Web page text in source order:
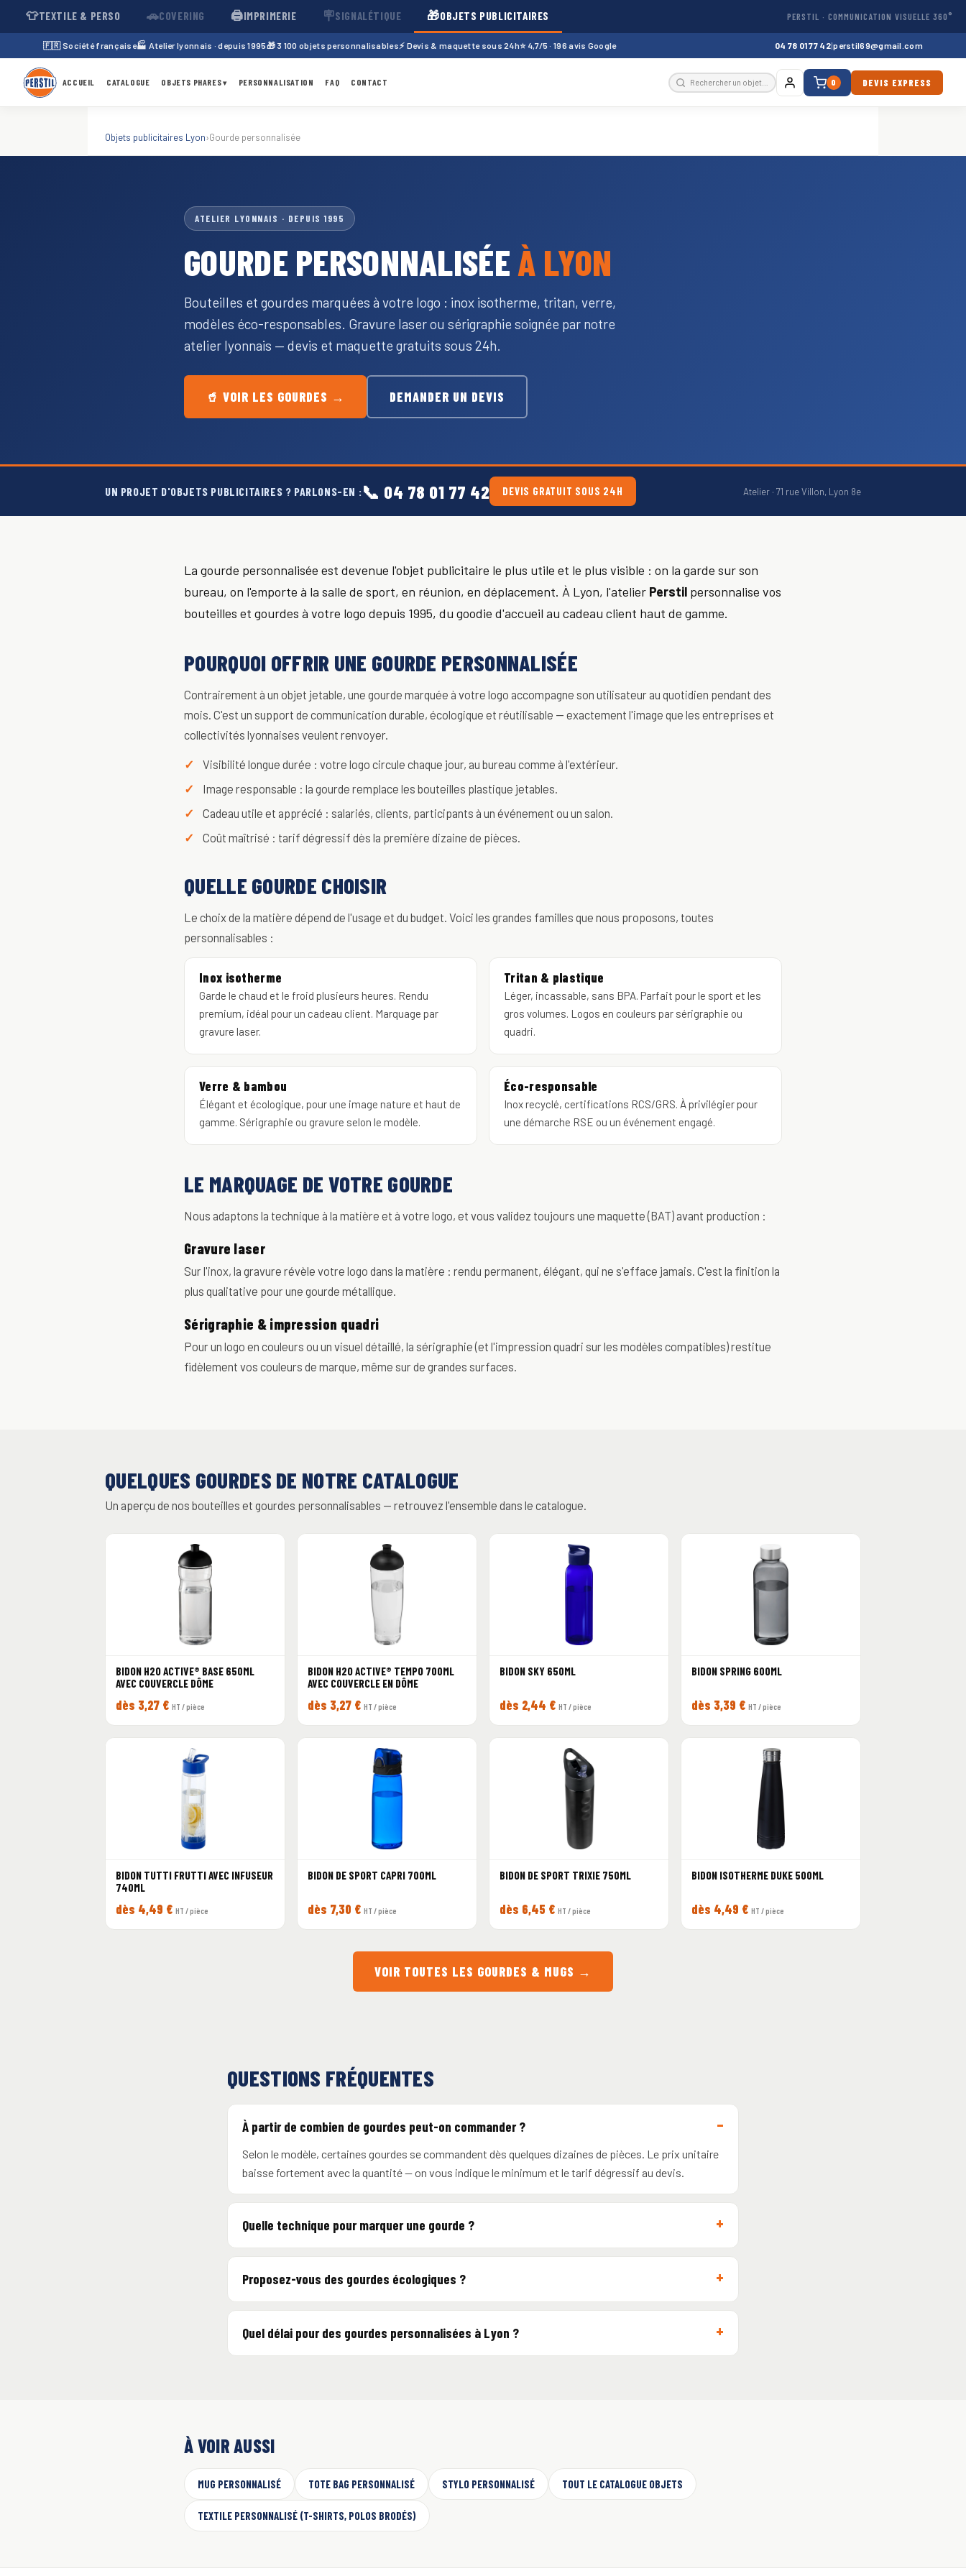
👕TEXTILE & PERSO 🚗COVERING 🖨️IMPRIMERIE 🪧SIGNALÉTIQUE 🎁OBJETS PUBLICITAIRES PERSTIL · COMMUNICATION VISUELLE 360°
🇫🇷 Société française🏭 Atelier lyonnais · depuis 1995🎁 3 100 objets personnalisables⚡ Devis & maquette sous 24h⭐ 4,7/5 · 196 avis Google 04 78 01 77 42|perstil69@gmail.com
ACCUEIL CATALOGUE OBJETS PHARES▾ PERSONNALISATION FAQ CONTACT 0 DEVIS EXPRESS
Objets publicitaires Lyon›Gourde personnalisée
ATELIER LYONNAIS · DEPUIS 1995
GOURDE PERSONNALISÉE À LYON
Bouteilles et gourdes marquées à votre logo : inox isotherme, tritan, verre,
modèles éco-responsables. Gravure laser ou sérigraphie soignée par notre
atelier lyonnais — devis et maquette gratuits sous 24h.
🥤 VOIR LES GOURDES → DEMANDER UN DEVIS
UN PROJET D'OBJETS PUBLICITAIRES ? PARLONS-EN : 📞 04 78 01 77 42 DEVIS GRATUIT SOUS 24H Atelier · 71 rue Villon, Lyon 8e
La gourde personnalisée est devenue l'objet publicitaire le plus utile et le plus visible : on la garde sur son
bureau, on l'emporte à la salle de sport, en réunion, en déplacement. À Lyon, l'atelier Perstil personnalise vos
bouteilles et gourdes à votre logo depuis 1995, du goodie d'accueil au cadeau client haut de gamme.
POURQUOI OFFRIR UNE GOURDE PERSONNALISÉE
Contrairement à un objet jetable, une gourde marquée à votre logo accompagne son utilisateur au quotidien pendant des
mois. C'est un support de communication durable, écologique et réutilisable — exactement l'image que les entreprises et
collectivités lyonnaises veulent renvoyer.
Visibilité longue durée : votre logo circule chaque jour, au bureau comme à l'extérieur.
Image responsable : la gourde remplace les bouteilles plastique jetables.
Cadeau utile et apprécié : salariés, clients, participants à un événement ou un salon.
Coût maîtrisé : tarif dégressif dès la première dizaine de pièces.
QUELLE GOURDE CHOISIR
Le choix de la matière dépend de l'usage et du budget. Voici les grandes familles que nous proposons, toutes
personnalisables :
Inox isotherme
Garde le chaud et le froid plusieurs heures. Rendu
premium, idéal pour un cadeau client. Marquage par
gravure laser.
Tritan & plastique
Léger, incassable, sans BPA. Parfait pour le sport et les
gros volumes. Logos en couleurs par sérigraphie ou
quadri.
Verre & bambou
Élégant et écologique, pour une image nature et haut de
gamme. Sérigraphie ou gravure selon le modèle.
Éco-responsable
Inox recyclé, certifications RCS/GRS. À privilégier pour
une démarche RSE ou un événement engagé.
LE MARQUAGE DE VOTRE GOURDE
Nous adaptons la technique à la matière et à votre logo, et vous validez toujours une maquette (BAT) avant production :
Gravure laser
Sur l'inox, la gravure révèle votre logo dans la matière : rendu permanent, élégant, qui ne s'efface jamais. C'est la finition la
plus qualitative pour une gourde métallique.
Sérigraphie & impression quadri
Pour un logo en couleurs ou un visuel détaillé, la sérigraphie (et l'impression quadri sur les modèles compatibles) restitue
fidèlement vos couleurs de marque, même sur de grandes surfaces.
QUELQUES GOURDES DE NOTRE CATALOGUE
Un aperçu de nos bouteilles et gourdes personnalisables — retrouvez l'ensemble dans le catalogue.
BIDON H2O ACTIVE® BASE 650ML
AVEC COUVERCLE DÔME
dès 3,27 € HT / pièce
BIDON H2O ACTIVE® TEMPO 700ML
AVEC COUVERCLE EN DÔME
dès 3,27 € HT / pièce
BIDON SKY 650ML
dès 2,44 € HT / pièce
BIDON SPRING 600ML
dès 3,39 € HT / pièce
BIDON TUTTI FRUTTI AVEC INFUSEUR
740ML
dès 4,49 € HT / pièce
BIDON DE SPORT CAPRI 700ML
dès 7,30 € HT / pièce
BIDON DE SPORT TRIXIE 750ML
dès 6,45 € HT / pièce
BIDON ISOTHERME DUKE 500ML
dès 4,49 € HT / pièce
VOIR TOUTES LES GOURDES & MUGS →
QUESTIONS FRÉQUENTES
À partir de combien de gourdes peut-on commander ?
Selon le modèle, certaines gourdes se commandent dès quelques dizaines de pièces. Le prix unitaire
baisse fortement avec la quantité — on vous indique le minimum et le tarif dégressif au devis.
Quelle technique pour marquer une gourde ?
Proposez-vous des gourdes écologiques ?
Quel délai pour des gourdes personnalisées à Lyon ?
À VOIR AUSSI
MUG PERSONNALISÉ TOTE BAG PERSONNALISÉ STYLO PERSONNALISÉ TOUT LE CATALOGUE OBJETS
TEXTILE PERSONNALISÉ (T-SHIRTS, POLOS BRODÉS)